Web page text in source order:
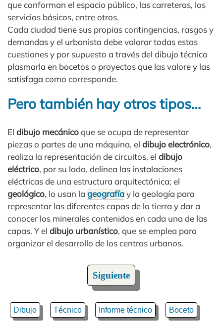
que conforman el espacio público, las carreteras, los
servicios básicos, entre otros.
Cada ciudad tiene sus propias contingencias, rasgos y
demandas y el urbanista debe valorar todas estas
cuestiones y por supuesto a través del dibujo técnico
plasmarla en bocetos o proyectos que las valore y las
satisfaga como corresponde.
Pero también hay otros tipos…
El dibujo mecánicoque se ocupa de representar
piezas o partes de una máquina, el dibujo electrónico,
realiza la representación de circuitos, el dibujo
eléctrico, por su lado, delinea las instalaciones
eléctricas de una estructura arquitectónica; el
geológico, lo usan la geografíay la geología para
representar las diferentes capas de la tierra y dar a
conocer los minerales contenidos en cada una de las
capas. Y el dibujo urbanístico, que se emplea para
organizar el desarrollo de los centros urbanos.
Siguiente
Dibujo Técnico Informe técnico Boceto